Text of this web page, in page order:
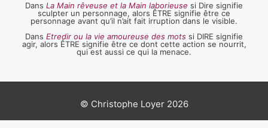
Dans La Main rêveuse et la Main laborieuse si Dire signifie
sculpter un personnage, alors ÊTRE signifie être ce
personnage avant qu’il n’ait fait irruption dans le visible.
Dans Etredir ou la vie amoureuse des mots si DIRE signifie
agir, alors ÊTRE signifie être ce dont cette action se nourrit,
qui est aussi ce qui la menace.
© Christophe Loyer 2026